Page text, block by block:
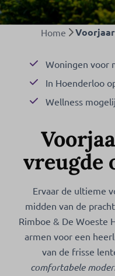
Home
Woningen voor
In Hoenderloo
Wellness
vreugde
Ervaar de ultieme
midden van de
Rimboe & De Woeste
armen voor een
van de frisse
comfortabele